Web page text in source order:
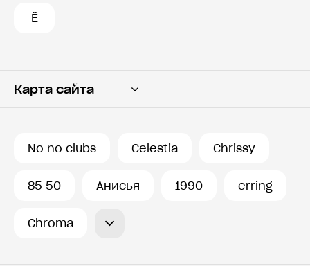
Ё
Карта сайта
No no clubs Celestia Chrissy
85 50 Анисья 1990 erring
Chroma